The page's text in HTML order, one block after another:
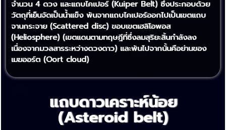
จำนวน 4 ดวง และแถบไคเปอร์ (Kuiper Belt) ซึ่งประกอบด้วย
วัตถุที่เย็นจัดเป็นน้ำแข็ง พ้นจากแถบไคเปอร์ออกไปเป็นเขตแถบ
จานกระจาย (Scattered disc) ขอบเขตเฮลิโอพอส
(Heliosphere) (เขตแดนตามทฤษฎีที่ซึ่งลมสุริยะสิ้นกำลังลง
เนื่องจากมวลสารระหว่างดวงดาว) และพ้นไปจากนั้นคือย่านของ
เมฆออร์ต (Oort cloud)
แถบดาวเคราะห์น้อย
(Asteroid belt)